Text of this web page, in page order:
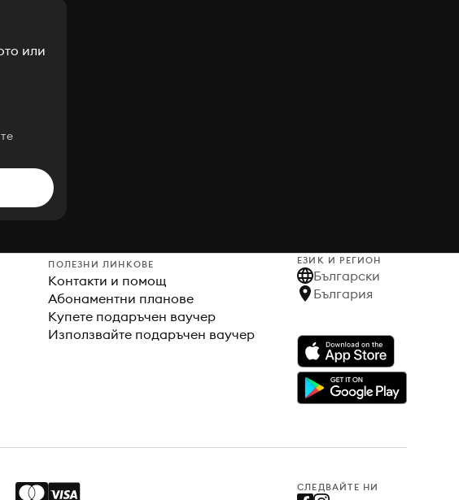
или
ПОЛЕЗНИ ЛИНКОВЕ
Контакти и помощ
Абонаментни планове
Купете подаръчен ваучер
Използвайте подаръчен ваучер
ЕЗИК И РЕГИОН
Български
България
СЛЕДВАЙТЕ НИ